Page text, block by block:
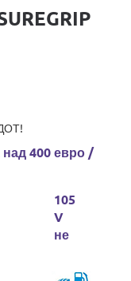
400 евро /
105
V
не